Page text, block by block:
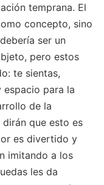
temprana. El
concepto, sino
ser un
pero estos
te sientas,
espacio para la
de la
que esto es
es divertido y
imitando a los
les da